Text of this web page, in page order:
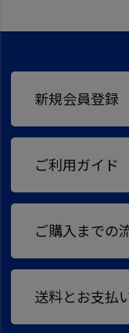
新規会員登録
ご利用ガイド
ご購入までの
送料とお支払